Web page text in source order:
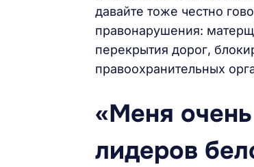
давайте тоже честно
правонарушения:
перекрытия дорог,
правоохранительных
«Меня
лидеров